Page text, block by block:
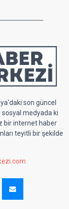
son güncel
sosyal medyada ki
bir internet haber
teyitli bir şekilde